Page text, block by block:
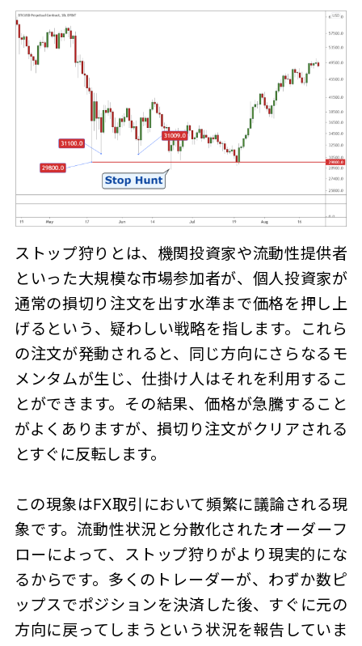
ストップ狩り とは、機関投資家や流動性提供者
といった大規模な市場参加者が、個人投資家が
通常の損切り注文を出す水準まで価格を押し上
げるという、疑わしい戦略を指します。これら
の注文が発動されると、同じ方向にさらなるモ
メンタムが生じ、仕掛け人はそれを利用するこ
とができます。その結果、価格が急騰すること
がよくありますが、損切り注文がクリアされる
とすぐに反転します。
この現象はFX取引において頻繁に議論される現
象です。流動性状況と分散化されたオーダーフ
ローによって、 ストップ狩り がより現実的にな
るからです。多くのトレーダーが、わずか数ピ
ップスでポジションを決済した後、すぐに元の
方向に戻ってしまうという状況を報告していま